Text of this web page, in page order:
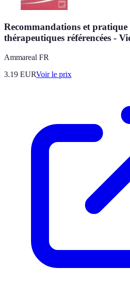
Recommandations et pratique
thérapeutiques référencées -
Ammareal FR
3.19 EURVoir le prix